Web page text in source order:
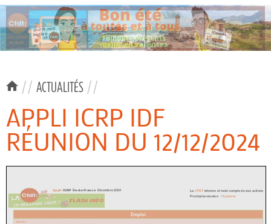
// ACTUALITÉS //
APPLI ICRP IDF
RÉUNION DU 12/12/2024